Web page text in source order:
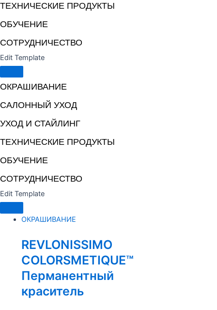
ТЕХНИЧЕСКИЕ ПРОДУКТЫ
ОБУЧЕНИЕ
СОТРУДНИЧЕСТВО
Edit Template
ОКРАШИВАНИЕ
САЛОННЫЙ УХОД
УХОД И СТАЙЛИНГ
ТЕХНИЧЕСКИЕ ПРОДУКТЫ
ОБУЧЕНИЕ
СОТРУДНИЧЕСТВО
Edit Template
ОКРАШИВАНИЕ
REVLONISSIMO
COLORSMETIQUE™
Перманентный
краситель